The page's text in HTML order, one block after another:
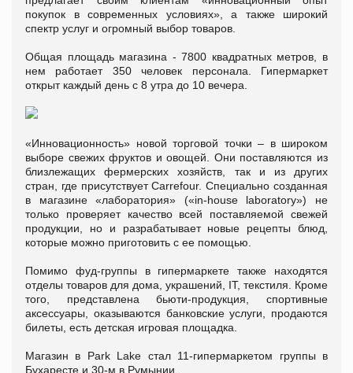
покупок в современных условиях», а также широкий
спектр услуг и огромный выбор товаров.
Общая площадь магазина - 7800 квадратных метров, в
нем работает 350 человек персонала. Гипермаркет
открыт каждый день с 8 утра до 10 вечера.
«Инновационность» новой торговой точки – в широком
выборе свежих фруктов и овощей. Они поставляются из
близлежащих фермерских хозяйств, так и из других
стран, где присутствует Carrefour. Специально созданная
в магазине «лаборатория» («in-house laboratory») не
только проверяет качество всей поставляемой свежей
продукции, но и разрабатывает новые рецепты блюд,
которые можно приготовить с ее помощью.
Помимо фуд-группы в гипермаркете также находятся
отделы товаров для дома, украшений, IT, текстиля. Кроме
того, представлена бьюти-продукция, спортивные
аксессуары, оказываются банковские услуги, продаются
билеты, есть детская игровая площадка.
Магазин в Park Lake стал 11-гипермаркетом группы в
Бухаресте и 30-м в Румынии.